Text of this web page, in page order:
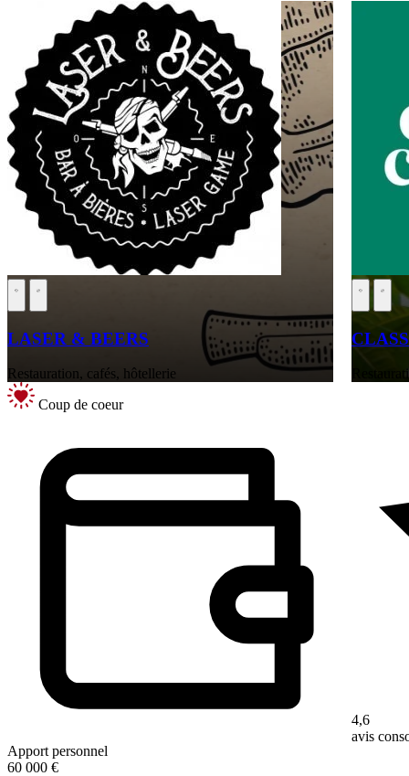
LASER & BEERS
Restauration, cafés, hôtellerie
Coup de coeur
Apport personnel
60 000 €
4,6
avis